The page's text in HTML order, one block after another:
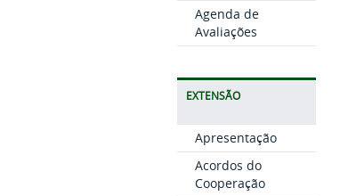
Agenda de
Avaliações
EXTENSÃO
Apresentação
Acordos do
Cooperação